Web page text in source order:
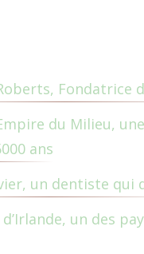
Fondatrice
du Milieu,
ans
un dentiste qui
un des